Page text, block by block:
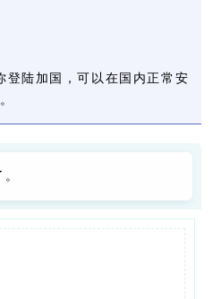
登陆加国，可以在国内正常安